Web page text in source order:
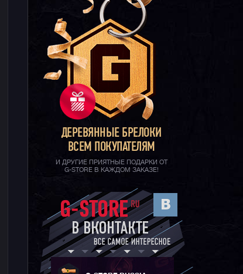
ДЕРЕВЯННЫЕ БРЕЛОКИ
ВСЕМ ПОКУПАТЕЛЯМ
И ДРУГИЕ ПРИЯТНЫЕ ПОДАРКИ ОТ
G-STORE В КАЖДОМ ЗАКАЗЕ!